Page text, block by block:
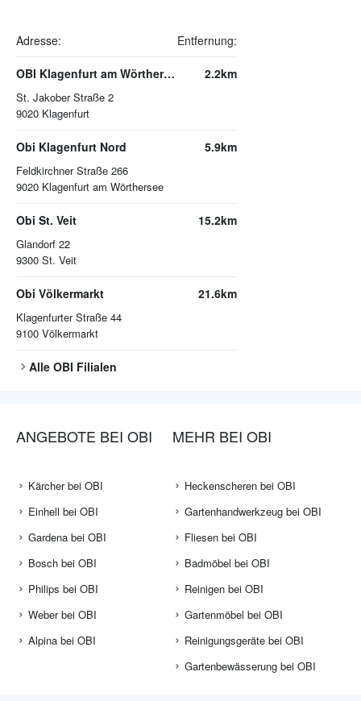
Adresse: Entfernung:
OBI Klagenfurt am Wörthersee
St. Jakober Straße 2
9020 Klagenfurt
2.2km
Obi Klagenfurt Nord
Feldkirchner Straße 266
9020 Klagenfurt am Wörthersee
5.9km
Obi St. Veit
Glandorf 22
9300 St. Veit
15.2km
Obi Völkermarkt
Klagenfurter Straße 44
9100 Völkermarkt
21.6km
Alle OBI Filialen
ANGEBOTE BEI OBI
Kärcher bei OBI
Einhell bei OBI
Gardena bei OBI
Bosch bei OBI
Philips bei OBI
Weber bei OBI
Alpina bei OBI
MEHR BEI OBI
Heckenscheren bei OBI
Gartenhandwerkzeug bei OBI
Fliesen bei OBI
Badmöbel bei OBI
Reinigen bei OBI
Gartenmöbel bei OBI
Reinigungsgeräte bei OBI
Gartenbewässerung bei OBI